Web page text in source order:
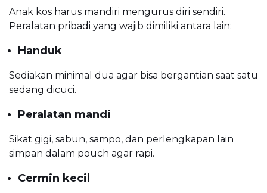
Anak kos harus mandiri mengurus diri sendiri.
Peralatan pribadi yang wajib dimiliki antara lain:
Handuk
Sediakan minimal dua agar bisa bergantian saat satu
sedang dicuci.
Peralatan mandi
Sikat gigi, sabun, sampo, dan perlengkapan lain
simpan dalam pouch agar rapi.
Cermin kecil